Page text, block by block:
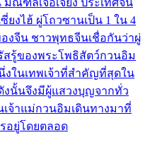
งไฮ้ ผู่โถวซานเป็น 1 ใน 4
งจีน ชาวพุทธจีนเชื่อกันว่าผู่
รู้ของพระโพธิสัตว์กวนอิม
งในเทพเจ้าที่สำคัญที่สุดใน
นั้นจึงมีผู้แสวงบุญจากทั่ว
จ้าแม่กวนอิมเดินทางมาที่
อยู่โดยตลอด